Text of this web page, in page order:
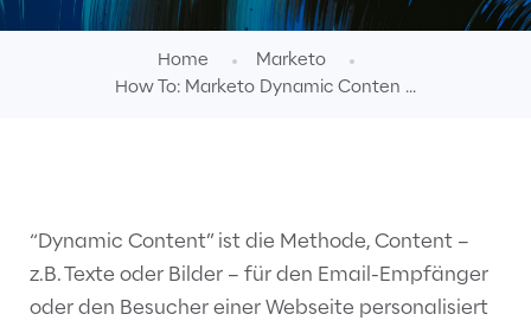
Home
Marketo
How To: Marketo Dynamic Conten ...
“Dynamic Content” ist die Methode, Content –
z.B. Texte oder Bilder – für den Email-Empfänger
oder den Besucher einer Webseite personalisiert